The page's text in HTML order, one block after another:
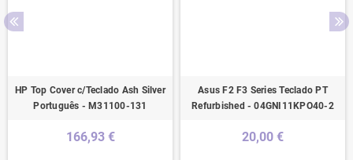
HP Top Cover c/Teclado Ash Silver
Português - M31100-131
166,93 €
Asus F2 F3 Series Teclado PT
Refurbished - 04GNI11KPO40-2
20,00 €